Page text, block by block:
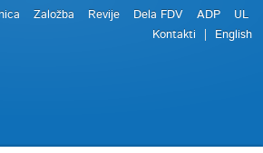
Založba Revije Dela FDV ADP
UL
Kontakti
English